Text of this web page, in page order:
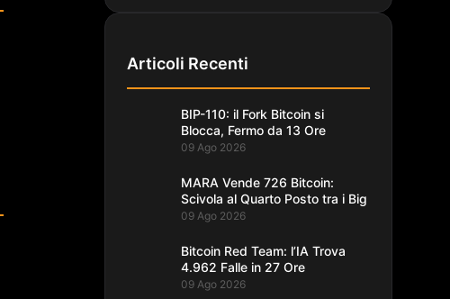
Articoli Recenti
BIP-110: il Fork Bitcoin si
Blocca, Fermo da 13 Ore
09 Ago 2026
MARA Vende 726 Bitcoin:
Scivola al Quarto Posto tra i Big
09 Ago 2026
Bitcoin Red Team: l’IA Trova
4.962 Falle in 27 Ore
09 Ago 2026